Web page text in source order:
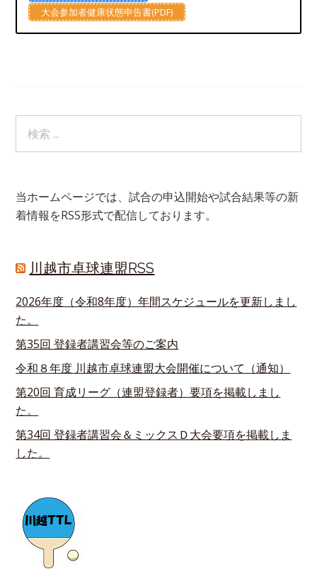
大会参加者健康状態申告書(PDF)
当ホームページでは、試合の申込開始や試合結果等の新
着情報をRSS形式で配信しております。
川越市卓球連盟RSS
2026年度（令和8年度）年間スケジュールを更新しまし
た。
第35回 登録者講習会等のご案内
令和８年度 川越市卓球連盟大会開催について（通知）
第20回 育成リーグ（連盟登録者）要項を掲載しまし
た。
第34回 登録者講習会＆ミックスＤ大会要項を掲載しま
した。